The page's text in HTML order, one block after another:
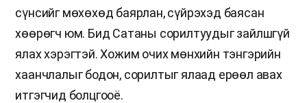
сүнсийг мөхөхөд баярлан, сүйрэхэд баясан
хөөрөгч юм. Бид Сатаны сорилтуудыг зайлшгүй
ялах хэрэгтэй. Хожим очих мөнхийн тэнгэрийн
хаанчлалыг бодон, сорилтыг ялаад ерөөл авах
итгэгчид болцгооё.